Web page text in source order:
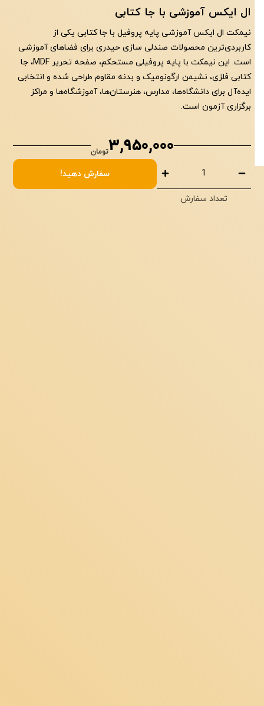
ال ایکس آموزشی با جا کتابی
ال ایکس آموزشی با جا کتابی
نیمکت ال ایکس آموزشی پایه پروفیل با جا کتابی یکی از
کاربردی‌ترین محصولات صندلی سازی حیدری برای فضاهای آموزشی
است. این نیمکت با پایه پروفیلی مستحکم، صفحه تحریر MDF، جا
کتابی فلزی، نشیمن ارگونومیک و بدنه مقاوم طراحی شده و انتخابی
ایده‌آل برای دانشگاه‌ها، مدارس، هنرستان‌ها، آموزشگاه‌ها و مراکز
برگزاری آزمون است.
3,950,000تومان
تعداد سفارش
سفارش دهید!